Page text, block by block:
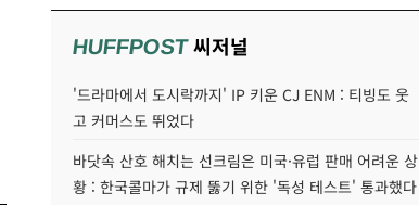
HUFFPOST씨저널
'드라마에서 도시락까지' IP 키운 CJ ENM : 티빙도 웃
고 커머스도 뛰었다
바닷속 산호 해치는 선크림은 미국·유럽 판매 어려운 상
황 : 한국콜마가 규제 뚫기 위한 '독성 테스트' 통과했다